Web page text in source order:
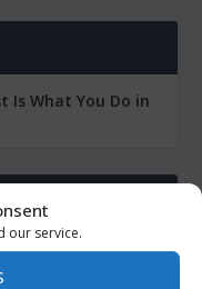
our service.
Is What You Do in
It Put an End to